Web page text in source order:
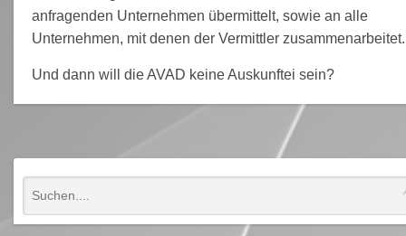
anfragenden Unternehmen übermittelt, sowie an alle
Unternehmen, mit denen der Vermittler zusammenarbeitet.
Und dann will die AVAD keine Auskunftei sein?